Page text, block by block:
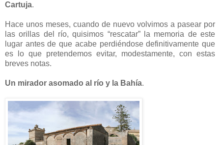
Cartuja.
Hace unos meses, cuando de nuevo volvimos a pasear por
las orillas del río, quisimos “rescatar” la memoria de este
lugar antes de que acabe perdiéndose definitivamente que
es lo que pretendemos evitar, modestamente, con estas
breves notas.
Un mirador asomado al río y la Bahía.